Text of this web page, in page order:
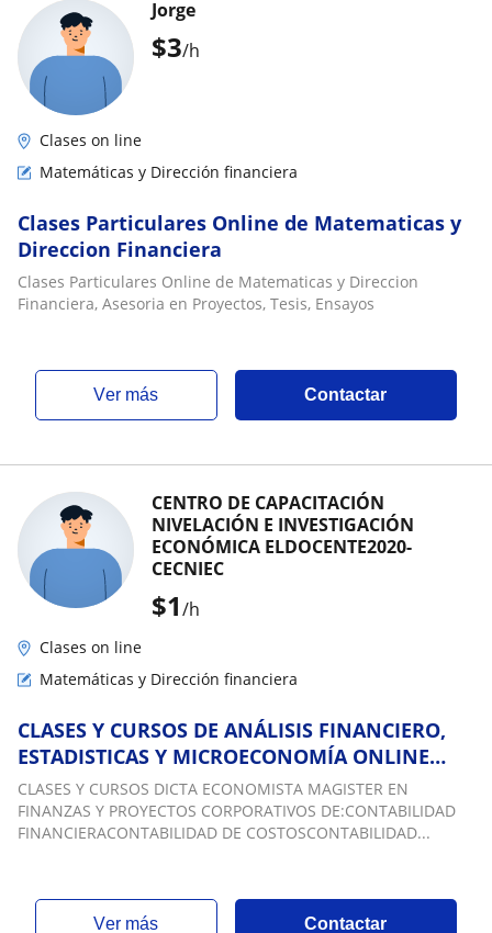
$3/h
Jorge
Clases on line
Matemáticas y Dirección financiera
Clases Particulares Online de Matematicas y
Direccion Financiera
Clases Particulares Online de Matematicas y Direccion
Financiera, Asesoria en Proyectos, Tesis, Ensayos
ver más Contactar
$1/h
CENTRO DE CAPACITACIÓN
NIVELACIÓN E INVESTIGACIÓN
ECONÓMICA ELDOCENTE2020-
CECNIEC
Clases on line
Matemáticas y Dirección financiera
CLASES Y CURSOS DE ANÁLISIS FINANCIERO,
ESTADISTICAS Y MICROECONOMÍA ONLINE
DESDE GUAYAQUIL
CLASES Y CURSOS DICTA ECONOMISTA MAGISTER EN
FINANZAS Y PROYECTOS CORPORATIVOS DE:CONTABILIDAD
FINANCIERACONTABILIDAD DE COSTOSCONTABILIDAD...
ver más Contactar